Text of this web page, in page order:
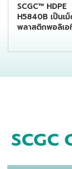
SCGC™ HDPE
H5840B เป็นเ
พลาสติกพอลิเ
รูป